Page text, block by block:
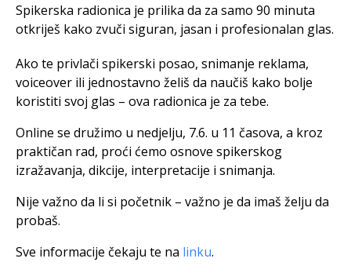
Spikerska radionica je prilika da za samo 90 minuta
otkriješ kako zvuči siguran, jasan i profesionalan glas.
Ako te privlači spikerski posao, snimanje reklama,
voiceover ili jednostavno želiš da naučiš kako bolje
koristiti svoj glas – ova radionica je za tebe.
Online se družimo u nedjelju, 7.6. u 11 časova, a kroz
praktičan rad, proći ćemo osnove spikerskog
izražavanja, dikcije, interpretacije i snimanja.
Nije važno da li si početnik – važno je da imaš želju da
probaš.
Sve informacije čekaju te na linku.